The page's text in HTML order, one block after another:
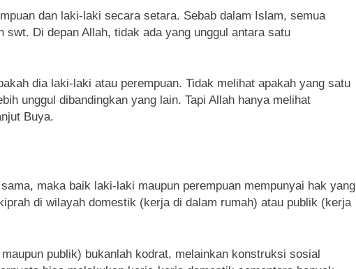
dan laki-laki secara setara. Sebab dalam Islam, semua
swt. Di depan Allah, tidak ada yang unggul antara satu
dia laki-laki atau perempuan. Tidak melihat apakah yang satu
unggul dibandingkan yang lain. Tapi Allah hanya melihat
Buya.
maka baik laki-laki maupun perempuan mempunyai hak yang
di wilayah domestik (kerja di dalam rumah) atau publik (kerja
publik) bukanlah kodrat, melainkan konstruksi sosial